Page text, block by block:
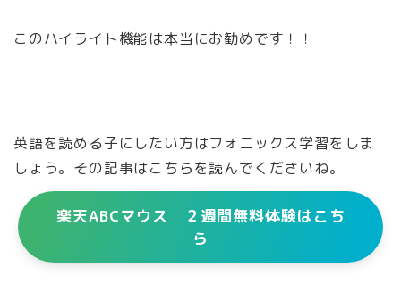
このハイライト機能は本当にお勧めです！！
英語を読める子にしたい方はフォニックス学習をしま
しょう。その記事はこちらを読んでくださいね。
楽天ABCマウス ２週間無料体験はこち
ら